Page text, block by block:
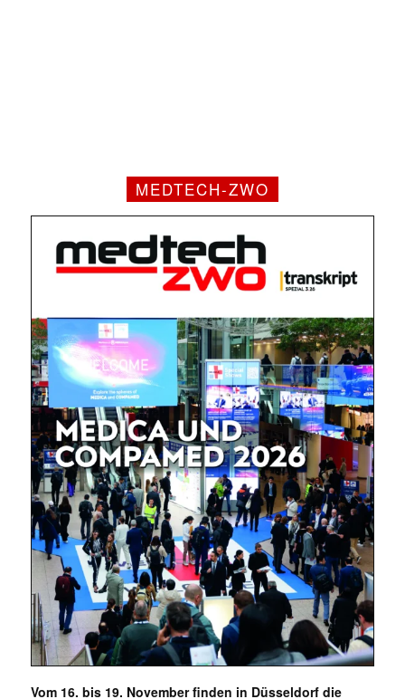
MEDTECH-ZWO
Vom 16. bis 19. November finden in Düsseldorf die